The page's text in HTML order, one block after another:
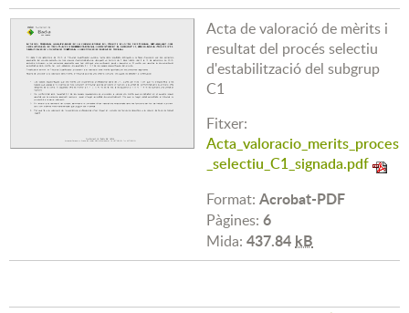
Acta de valoració de mèrits i
resultat del procés selectiu
d'estabilització del subgrup
C1
Fitxer:
Acta_valoracio_merits_proces
_selectiu_C1_signada.pdf
Format: Acrobat-PDF
Pàgines: 6
Mida: 437.84 kB